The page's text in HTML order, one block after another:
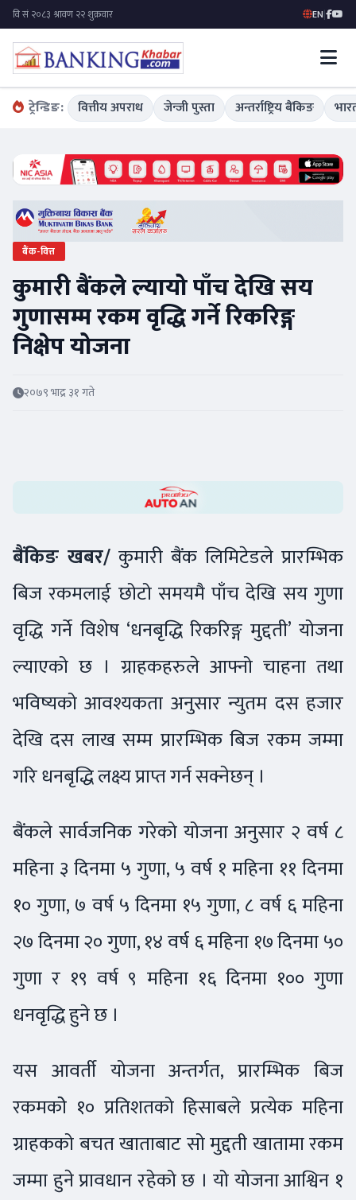
EN|
ट्रेन्डिङ: वित्तीय अपराध जेन्जी पुस्ता अन्तर्राष्ट्रिय बैंकिङ
बैंक-वित्त
कुमारी बैंकले ल्यायो पाँच देखि सय
गुणासम्म रकम वृद्धि गर्ने रिकरिङ्ग
निक्षेप योजना
२०७९ भाद्र ३१ गते
बैंकिङ खबर/ कुमारी बैंक लिमिटेडले प्रारम्भिक
बिज रकमलाई छोटो समयमै पाँच देखि सय गुणा
वृद्धि गर्ने विशेष ‘धनबृद्धि रिकरिङ्ग मुद्दती’ योजना
ल्याएको छ । ग्राहकहरुले आफ्नो चाहना तथा
भविष्यको आवश्यकता अनुसार न्युतम दस हजार
देखि दस लाख सम्म प्रारम्भिक बिज रकम जम्मा
गरि धनबृद्धि लक्ष्य प्राप्त गर्न सक्नेछन् ।
बैंकले सार्वजनिक गरेको योजना अनुसार २ वर्ष ८
महिना ३ दिनमा ५ गुणा, ५ वर्ष १ महिना ११ दिनमा
१० गुणा, ७ वर्ष ५ दिनमा १५ गुणा, ८ वर्ष ६ महिना
२७ दिनमा २० गुणा, १४ वर्ष ६ महिना १७ दिनमा ५०
गुणा र १९ वर्ष ९ महिना १६ दिनमा १०० गुणा
धनवृद्धि हुने छ ।
यस आवर्ती योजना अन्तर्गत, प्रारम्भिक बिज
रकमकोे १० प्रतिशतको हिसाबले प्रत्येक महिना
ग्राहकको बचत खाताबाट सो मुद्दती खातामा रकम
जम्मा हुने प्रावधान रहेको छ । यो योजना आश्विन १